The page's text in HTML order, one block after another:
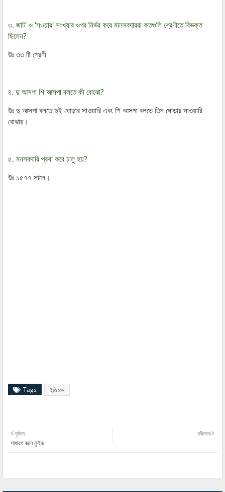
৩. জাট' ও 'সওয়ার' সংখ্যার ওপর নির্ভর করে মানসবদাররা কতগুলি শ্রেণীতে বিভক্ত
ছিলেন?
উঃ ৩৩ টি শ্রেণী
৪. দু আসপা শি আসপা বলতে কী বোঝো?
উঃ দু আসপা বলতে দুই ঘোড়ার সাওয়ারি এবং শি আসপা বলতে তিন ঘোড়ার সাওয়ারি
বোঝায়।
৫. মনসবদারি প্রথা কবে চালু হয়?
উঃ ১৫৭৭ সালে।
Tags ইতিহাস
নবীনতর
পূর্বতন
সাধারণ জ্ঞান কুইজ